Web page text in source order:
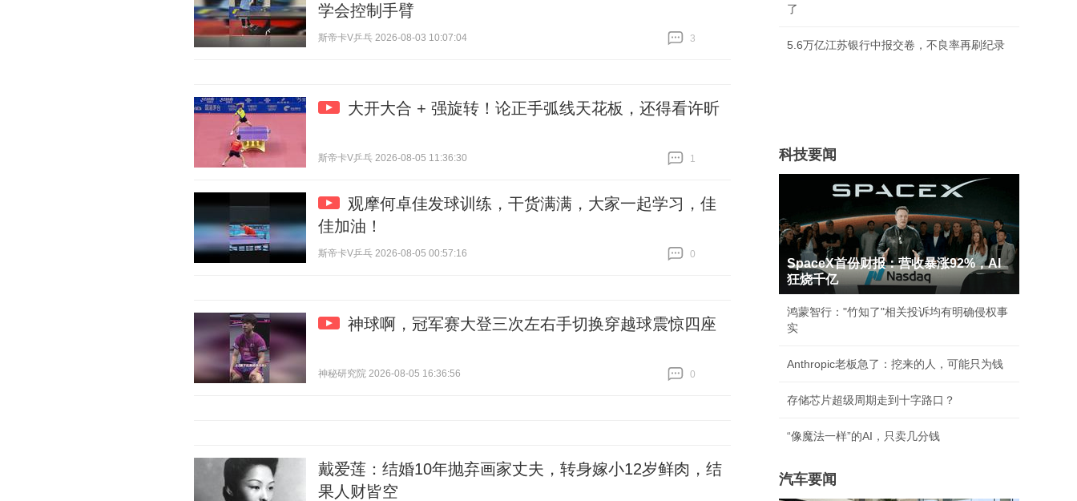
学会控制手臂
斯帝卡V乒乓 2026-08-03 10:07:04
3
大开大合 + 强旋转！论正手弧线天花板，还得看许昕
斯帝卡V乒乓 2026-08-05 11:36:30
1
观摩何卓佳发球训练，干货满满，大家一起学习，佳
佳加油！
斯帝卡V乒乓 2026-08-05 00:57:16
0
神球啊，冠军赛大登三次左右手切换穿越球震惊四座
神秘研究院 2026-08-05 16:36:56
0
戴爱莲：结婚10年抛弃画家丈夫，转身嫁小12岁鲜肉，结
果人财皆空
了
5.6万亿江苏银行中报交卷，不良率再刷纪录
科技要闻
SpaceX首份财报：营收暴涨92%，AI
狂烧千亿
鸿蒙智行："竹知了"相关投诉均有明确侵权事
实
Anthropic老板急了：挖来的人，可能只为钱
存储芯片超级周期走到十字路口？
“像魔法一样”的AI，只卖几分钱
汽车要闻